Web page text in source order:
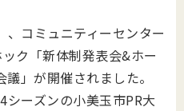
コミュニティーセンター
ク「新体制発表会&ホー
」が開催されました。
シーズンの小美玉市PR大